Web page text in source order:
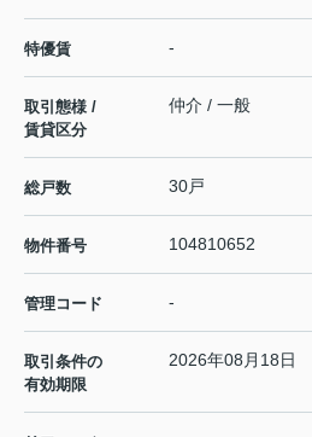
特優賃 -
取引態様 /
賃貸区分
仲介 / 一般
総戸数 30戸
物件番号 104810652
管理コード -
取引条件の
有効期限
2026年08月18日